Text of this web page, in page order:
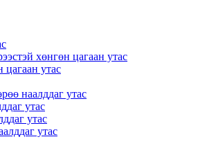
хөнгөн цагаан утас
цагаан утас
наалддаг утас
утас
утас
утас